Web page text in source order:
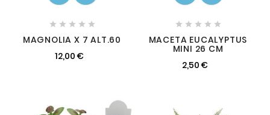
    
MAGNOLIA X 7 ALT.60
12,00 €
    
MACETA EUCALYPTUS
MINI 26 CM
2,50 €